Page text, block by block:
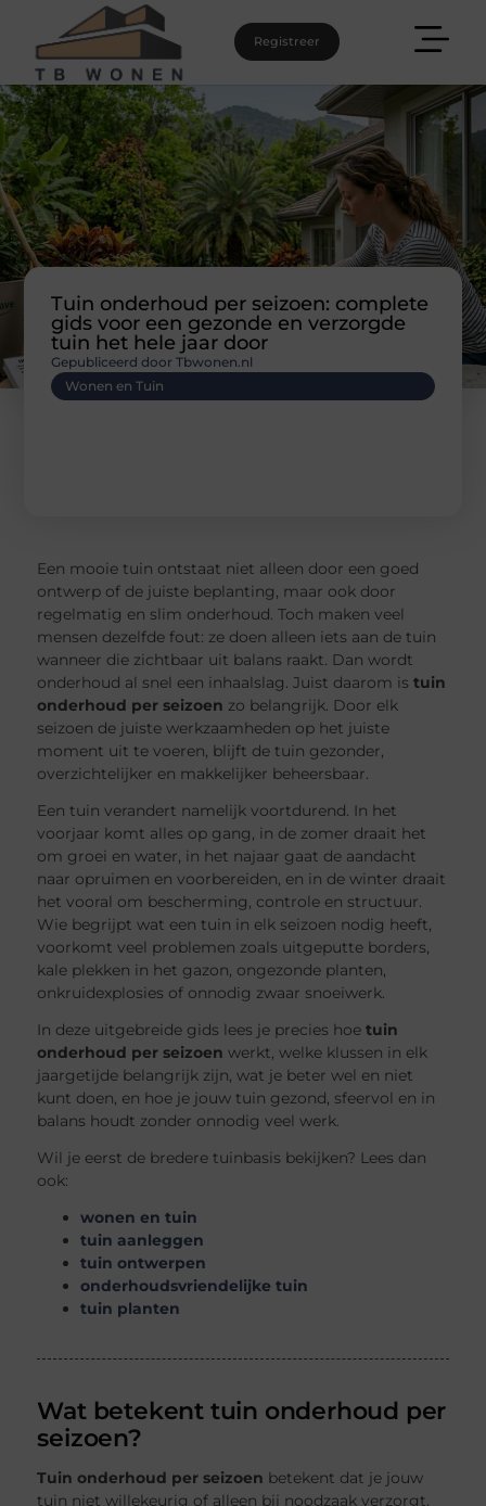
Registreer
Tuin onderhoud per seizoen: complete
gids voor een gezonde en verzorgde
tuin het hele jaar door
Wonen en Tuin
Gepubliceerd door Tbwonen.nl
Een mooie tuin ontstaat niet alleen door een goed
ontwerp of de juiste beplanting, maar ook door
regelmatig en slim onderhoud. Toch maken veel
mensen dezelfde fout: ze doen alleen iets aan de tuin
wanneer die zichtbaar uit balans raakt. Dan wordt
onderhoud al snel een inhaalslag. Juist daarom istuin
onderhoud per seizoen zo belangrijk. Door elk
seizoen de juiste werkzaamheden op het juiste
moment uit te voeren, blijft de tuin gezonder,
overzichtelijker en makkelijker beheersbaar.
Een tuin verandert namelijk voortdurend. In het
voorjaar komt alles op gang, in de zomer draait het
om groei en water, in het najaar gaat de aandacht
naar opruimen en voorbereiden, en in de winter draait
het vooral om bescherming, controle en structuur.
Wie begrijpt wat een tuin in elk seizoen nodig heeft,
voorkomt veel problemen zoals uitgeputte borders,
kale plekken in het gazon, ongezonde planten,
onkruidexplosies of onnodig zwaar snoeiwerk.
In deze uitgebreide gids lees je precies hoetuin
onderhoud per seizoen werkt, welke klussen in elk
jaargetijde belangrijk zijn, wat je beter wel en niet
kunt doen, en hoe je jouw tuin gezond, sfeervol en in
balans houdt zonder onnodig veel werk.
Wil je eerst de bredere tuinbasis bekijken? Lees dan
ook:
wonen en tuin
tuin aanleggen
tuin ontwerpen
onderhoudsvriendelijke tuin
tuin planten
Wat betekent tuin onderhoud per
seizoen?
Tuin onderhoud per seizoen betekent dat je jouw
tuin niet willekeurig of alleen bij noodzaak verzorgt,